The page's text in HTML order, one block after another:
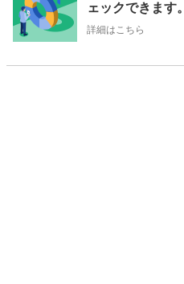
ェックできます。
詳細はこちら